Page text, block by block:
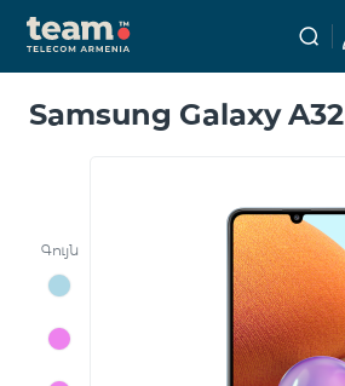
Samsung Galaxy A32
Գույն